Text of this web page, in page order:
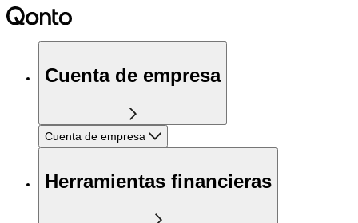
Cuenta de empresa
Cuenta de empresa
Herramientas financieras